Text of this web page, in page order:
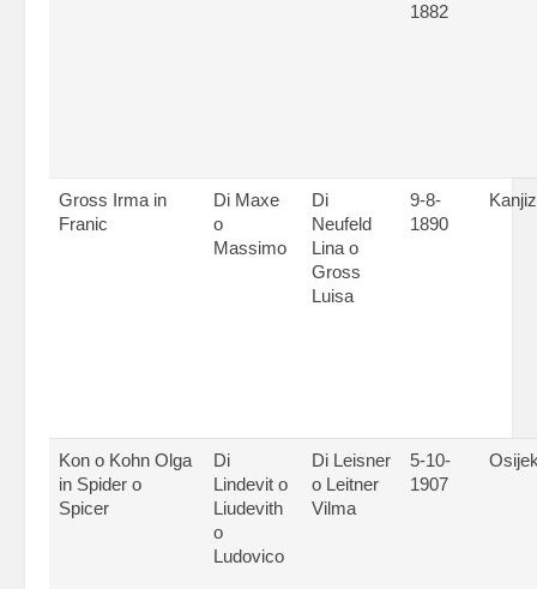
1882
Gross Irma in
Franic
Di Maxe
o
Massimo
Di
Neufeld
Lina o
Gross
Luisa
9-8-
1890
Kon o Kohn Olga
in Spider o
Spicer
Di
Lindevit o
Liudevith
o
Ludovico
Di Leisner
o Leitner
Vilma
5-10-
1907